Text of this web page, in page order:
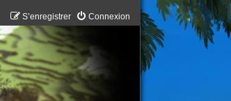
Connexion
S’enregistrer